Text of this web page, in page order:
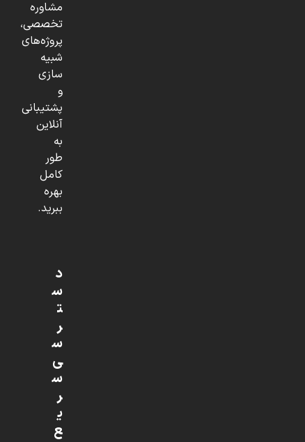
مشاوره
تخصصی،
پروژه‌های
شبیه
سازی
و
پشتیبانی
آنلاین
به
طور
کامل
بهره
ببرید.
د
س
ت
ر
س
ی
س
ر
ی
ع